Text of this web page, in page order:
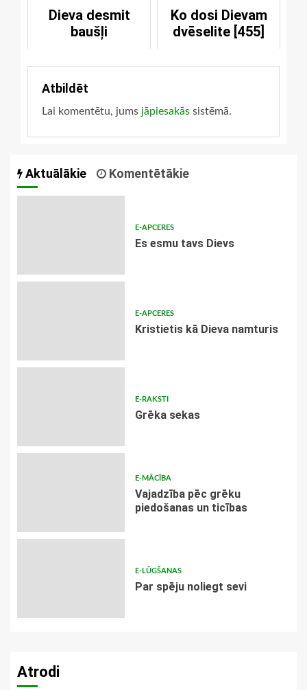
Dieva desmit
baušļi
Ko dosi Dievam
dvēselite [455]
Atbildēt
Lai komentētu, jums jāpiesakās sistēmā.
Aktuālākie Komentētākie
E-APCERES
Es esmu tavs Dievs
E-APCERES
Kristietis kā Dieva namturis
E-RAKSTI
Grēka sekas
E-MĀCĪBA
Vajadzība pēc grēku
piedošanas un ticības
E-LŪGŠANAS
Par spēju noliegt sevi
Atrodi